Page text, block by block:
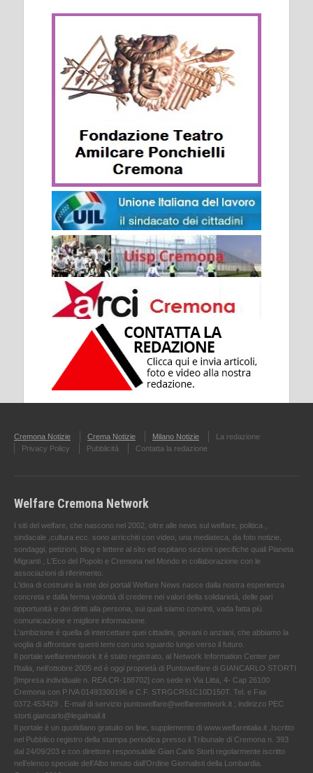
Cremona Notizie Crema Notizie Milano Notizie
La redazione
Privacy Policy
Pubblicità Contatta la redazione
Welfare Cremona Network
I siti del welfare, che nascono nel 2002, oltre alle news sul welfare, politica ,
sindacale ,cultura ecc. sono arricchiti con video, una mediateca, da foto notizie,
sondaggi, petizioni, blog e lettere al sito ed ospitano sezioni specifiche quali Pianeta
Migranti , L'Eco del Popolo e Cremona nel Mondo in collaborazione con le
associazioni di riferimento.
L'idea di costruire la rete dei portali Welfare News nasce dalla nostra esperienza
concreta e dalla ferma volontà di credere nei valori della solidarietà, delle pari
opportunità e dei diritti alla persona, sui quali siamo convinti, vada fatta più
comunicazione e migliore informazione.
L'ambizione è quella di intercettare quei cittadini, giovani o anziani, che abbiamo la
voglia di affrontare questi temi con uno sguardo lungo verso il futuro.
Il portale welfarenetwork.it è stato registrato, al Network Information Center per
l'Italia, nell’ottobre 2005 ed è oggi proprietà di Puntowelfare di GIANCARLO STORTI
[Impresa individuale n. REA CR-188702] con sede in Via Litta, 4- Cap 26100
Cremona con P.IVA 01493300196 e C.F. STRGCR51C10D150T. Tel. e Fax
0372.453429 . E-mail di servizio puntowelfare@welfarenetwork.it ; indirizzo PEC
storti.giancarlo@legalmail.it
Il portale è un quotidiano gratuito on line, supplemento di www.welfareitalia.it ,Iscritto
nel Pubblico registro della stampa periodica presso il Tribunale di Cremona n. 393
dal 24/09/203 e con direttore responsabile Gian Carlo Storti regolarmente iscritto
nell’elenco speciale dell’Albo tenuto dall’Ordine Giornalisti della Lombardia.